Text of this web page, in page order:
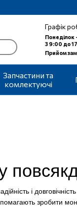
Графік
Понеділок
З 9:00 до
Прийом
Запчастини та
комлектуючі
і
зробити